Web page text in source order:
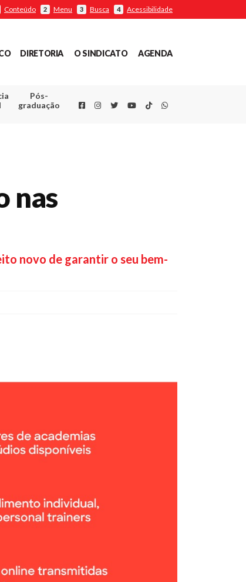
Conteúdo 2 Menu 3 Busca 4 Acessibilidade
DIRETORIA O SINDICATO AGENDA
Pós-
graduação
FacebookInstagram
TwitterYoutube
TikTokWhatsapp
nas
novo de garantir o seu bem-